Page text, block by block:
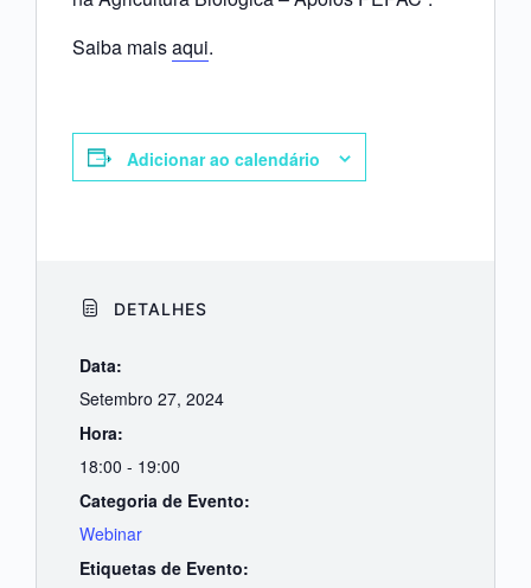
Saiba maisaqui.
Adicionar ao calendário
DETALHES
Data:
Setembro 27, 2024
Hora:
18:00 - 19:00
Categoria de Evento:
Webinar
Etiquetas de Evento: